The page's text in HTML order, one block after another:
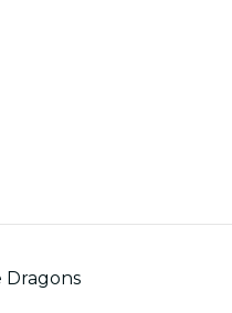
Dragons